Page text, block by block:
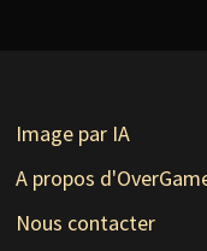
Image par IA
A propos
Nous contacter